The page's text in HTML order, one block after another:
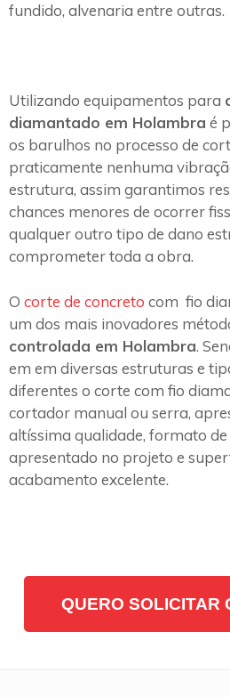
fundido, alvenaria entre outras.
Utilizando equipamentos para
diamantado em Holambra é
os barulhos no processo de
praticamente nenhuma
estrutura, assim garantimos
chances menores de ocorrer
qualquer outro tipo de dano
comprometer toda a obra.
O corte de concreto com fio
um dos mais inovadores
controlada em Holambra.
em em diversas estruturas e
diferentes o corte com fio
cortador manual ou serra,
altíssima qualidade, formato
apresentado no projeto e
acabamento excelente.
QUERO SOLICITAR